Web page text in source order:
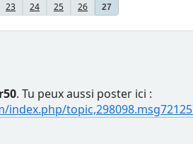
23 24 25 26 27
. Tu peux aussi poster ici :